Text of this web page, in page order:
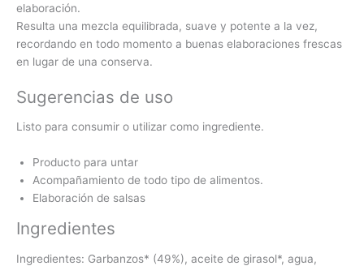
elaboración.
Resulta una mezcla equilibrada, suave y potente a la vez,
recordando en todo momento a buenas elaboraciones frescas
en lugar de una conserva.
Sugerencias de uso
Listo para consumir o utilizar como ingrediente.
Producto para untar
Acompañamiento de todo tipo de alimentos.
Elaboración de salsas
Ingredientes
Ingredientes: Garbanzos* (49%), aceite de girasol*, agua,